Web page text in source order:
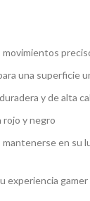
movimientos
una superficie
y de alta
y negro
en su
experiencia gamer